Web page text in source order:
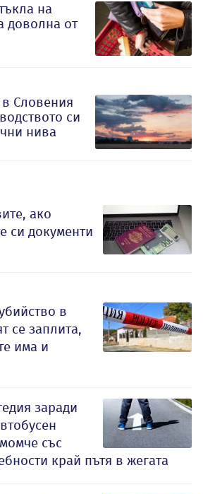
на
доволна от
Словения
си
нива
ако
си документи
в
се заплита,
има и
заради
със
край пътя в жегата